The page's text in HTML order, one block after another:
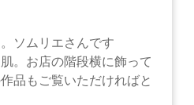
ソムリエさんです
。お店の階段横に飾って
品もご覧いただければと